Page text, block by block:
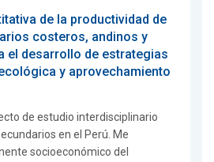
de la productividad de
costeros, andinos y
el desarrollo de estrategias
y aprovechamiento
de estudio interdisciplinario
en el Perú. Me
socioeconómico del